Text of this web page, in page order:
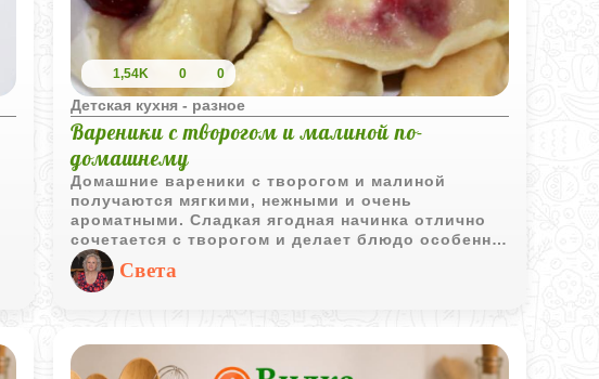
1,54K 0 0
Детская кухня - разное
Вареники с творогом и малиной по-
домашнему
Домашние вареники с творогом и малиной
получаются мягкими, нежными и очень
ароматными. Сладкая ягодная начинка отлично
сочетается с творогом и делает блюдо особенно
уютным для семейного завтрака или полдника.
Света